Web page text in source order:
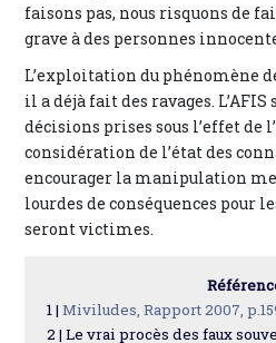
faisons pas, nous risquons de
grave à des personnes
L’exploitation du phénomène
il a déjà fait des ravages. L’AFIS
décisions prises sous l’effet de
considération de l’état des
encourager la manipulation
lourdes de conséquences pour
seront victimes.
1 |Miviludes, Rapport 2007,
2 | Le vrai procès des faux